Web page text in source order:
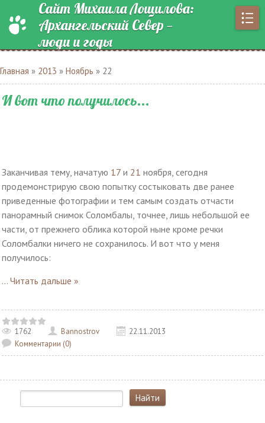
Сайт Михаила Лощилова:
Архангельский Север —
люди и годы
Главная » 2013 » Ноябрь » 22
И вот что получилось...
Заканчивая тему, начатую 17 и 21 ноября, сегодня
продемонстрирую свою попытку состыковать две ранее
приведенные фотографии и тем самым создать отчасти
панорамный снимок Соломбалы, точнее, лишь небольшой ее
части, от прежнего облика которой ныне кроме речки
Соломбалки ничего не сохранилось. И вот что у меня
получилось:
... Читать дальше »
1762 Bannostrov
22.11.2013
Комментарии (0)